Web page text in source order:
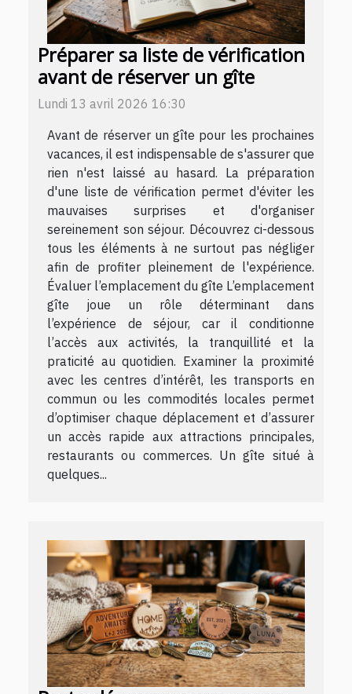
Préparer sa liste de vérification
avant de réserver un gîte
Lundi 13 avril 2026 16:30
Avant de réserver un gîte pour les prochaines
vacances, il est indispensable de s'assurer que
rien n'est laissé au hasard. La préparation
d'une liste de vérification permet d'éviter les
mauvaises surprises et d'organiser
sereinement son séjour. Découvrez ci-dessous
tous les éléments à ne surtout pas négliger
afin de profiter pleinement de l'expérience.
Évaluer l’emplacement du gîte L’emplacement
gîte joue un rôle déterminant dans
l’expérience de séjour, car il conditionne
l’accès aux activités, la tranquillité et la
praticité au quotidien. Examiner la proximité
avec les centres d’intérêt, les transports en
commun ou les commodités locales permet
d’optimiser chaque déplacement et d’assurer
un accès rapide aux attractions principales,
restaurants ou commerces. Un gîte situé à
quelques...